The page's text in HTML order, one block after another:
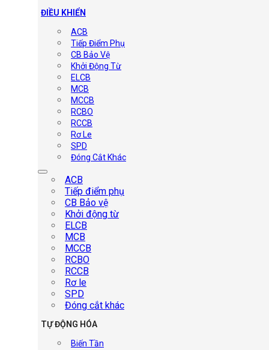
ĐIỀU KHIỂN
ACB
Tiếp Điểm Phụ
CB Bảo Vệ
Khởi Động Từ
ELCB
MCB
MCCB
RCBO
RCCB
Rơ Le
SPD
Đóng Cắt Khác
ACB
Tiếp điểm phụ
CB Bảo vệ
Khởi động từ
ELCB
MCB
MCCB
RCBO
RCCB
Rơ le
SPD
Đóng cắt khác
TỰ ĐỘNG HÓA
Biến Tần